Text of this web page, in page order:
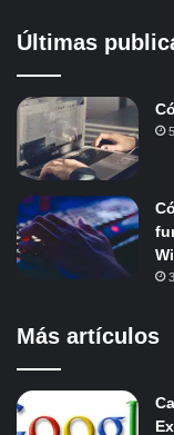
Últimas
Más artículos